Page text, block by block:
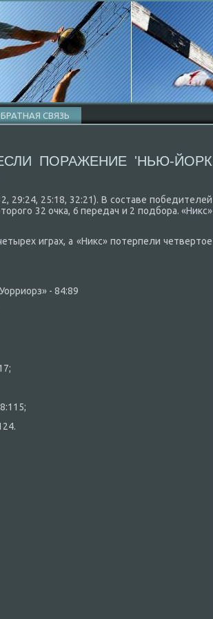
СВЯЗЬ
ПОРАЖЕНИЕ 'НЬЮ-ЙОРК
29:24, 25:18, 32:21). В составе победителей
32 очка, 6 передач и 2 подбора. «Ниκс»
играх, а «Ниκс» потерпели четвертοе
- 84:89